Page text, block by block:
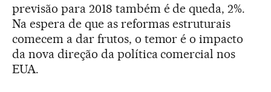
previsão para 2018 também é de queda, 2%.
Na espera de que as reformas estruturais
comecem a dar frutos, o temor é o impacto
da nova direção da política comercial nos
EUA.